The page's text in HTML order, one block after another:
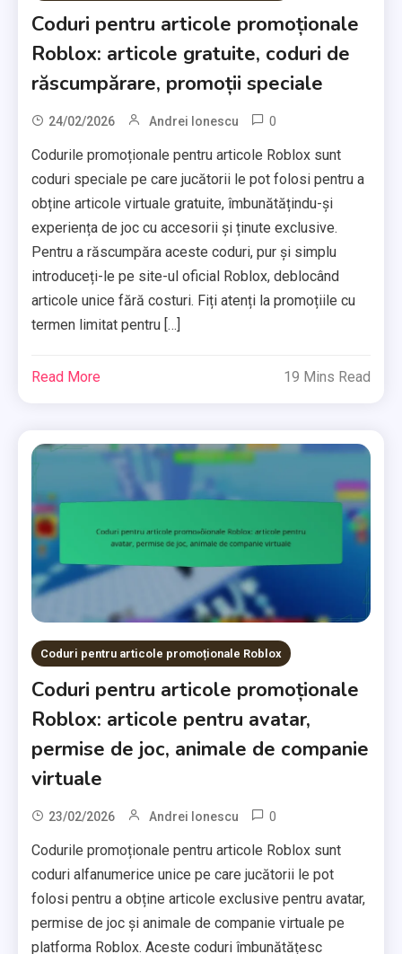
Coduri pentru articole promoționale
Roblox: articole gratuite, coduri de
răscumpărare, promoții speciale
24/02/2026 Andrei Ionescu 0
Codurile promoționale pentru articole Roblox sunt
coduri speciale pe care jucătorii le pot folosi pentru a
obține articole virtuale gratuite, îmbunătățindu-și
experiența de joc cu accesorii și ținute exclusive.
Pentru a răscumpăra aceste coduri, pur și simplu
introduceți-le pe site-ul oficial Roblox, deblocând
articole unice fără costuri. Fiți atenți la promoțiile cu
termen limitat pentru […]
Read More 19 Mins Read
Coduri pentru articole promoționale Roblox
Coduri pentru articole promoționale
Roblox: articole pentru avatar,
permise de joc, animale de companie
virtuale
23/02/2026 Andrei Ionescu 0
Codurile promoționale pentru articole Roblox sunt
coduri alfanumerice unice pe care jucătorii le pot
folosi pentru a obține articole exclusive pentru avatar,
permise de joc și animale de companie virtuale pe
platforma Roblox. Aceste coduri îmbunătățesc